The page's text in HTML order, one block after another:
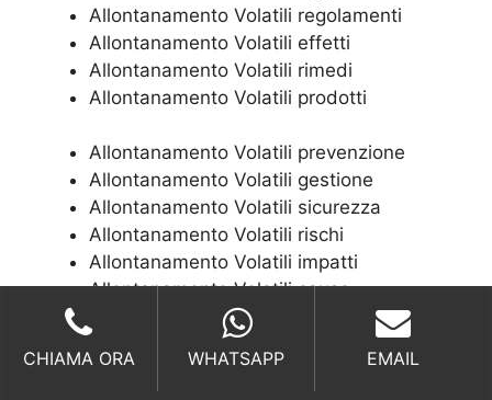
Allontanamento Volatili regolamenti
Allontanamento Volatili effetti
Allontanamento Volatili rimedi
Allontanamento Volatili prodotti
Allontanamento Volatili prevenzione
Allontanamento Volatili gestione
Allontanamento Volatili sicurezza
Allontanamento Volatili rischi
Allontanamento Volatili impatti
Allontanamento Volatili cause
Allontanamento Volatili conseguenze
Allontanamento Volatili soluzioni
Allontanamento Volatili misure
CHIAMA ORA WHATSAPP EMAIL